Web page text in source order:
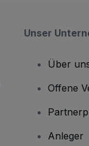
Unser
Über
Offene
Anleger